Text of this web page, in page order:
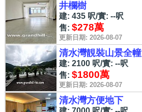
井欄樹
建: 435 呎/實: --呎
售: $278萬
更新日期: 2026-08-07
清水灣靚裝山景全幢
建: 2100 呎/實: --呎
售: $1800萬
更新日期: 2026-08-07
清水灣方便地下